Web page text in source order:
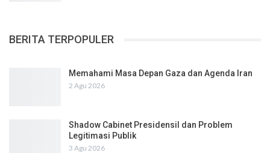
BERITA TERPOPULER
Memahami Masa Depan Gaza dan Agenda Iran
2 Agu 2026
Shadow Cabinet Presidensil dan Problem
Legitimasi Publik
3 Agu 2026